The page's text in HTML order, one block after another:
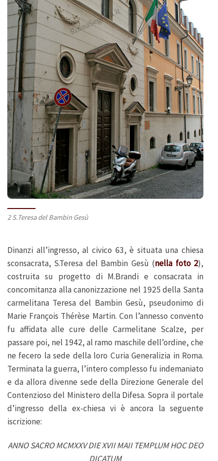
2 S.Teresa del Bambin Gesù
Dinanzi all’ingresso, al civico 63, è situata una chiesa
sconsacrata, S.Teresa del Bambin Gesù (nella foto 2),
costruita su progetto di M.Brandi e consacrata in
concomitanza alla canonizzazione nel 1925 della Santa
carmelitana Teresa del Bambin Gesù, pseudonimo di
Marie François Thérèse Martin. Con l’annesso convento
fu affidata alle cure delle Carmelitane Scalze, per
passare poi, nel 1942, al ramo maschile dell’ordine, che
ne fecero la sede della loro Curia Generalizia in Roma.
Terminata la guerra, l’intero complesso fu indemaniato
e da allora divenne sede della Direzione Generale del
Contenzioso del Ministero della Difesa. Sopra il portale
d’ingresso della ex-chiesa vi è ancora la seguente
iscrizione:
ANNO SACRO MCMXXV DIE XVII MAII TEMPLUM HOC DEO
DICATUM